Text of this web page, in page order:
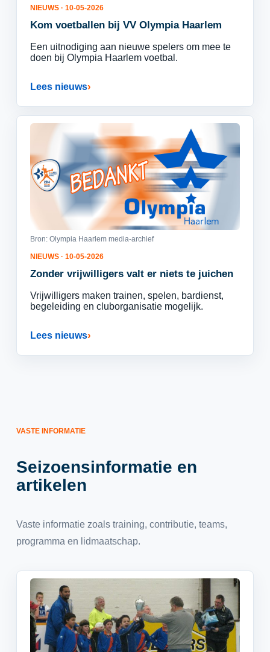
NIEUWS · 10-05-2026
Kom voetballen bij VV Olympia Haarlem
Een uitnodiging aan nieuwe spelers om mee te
doen bij Olympia Haarlem voetbal.
Lees nieuws
Bron: Olympia Haarlem media-archief
NIEUWS · 10-05-2026
Zonder vrijwilligers valt er niets te juichen
Vrijwilligers maken trainen, spelen, bardienst,
begeleiding en cluborganisatie mogelijk.
Lees nieuws
VASTE INFORMATIE
Seizoensinformatie en
artikelen
Vaste informatie zoals training, contributie, teams,
programma en lidmaatschap.